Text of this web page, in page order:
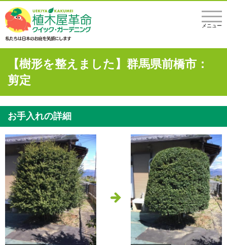
メニュー
【樹形を整えました】群馬県前橋市：
剪定
お手入れの詳細